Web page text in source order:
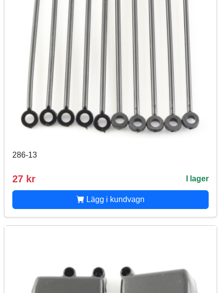
286-13
27 kr I lager
Lägg i kundvagn